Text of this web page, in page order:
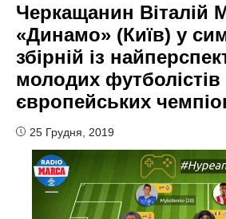
Черкащанин Віталій
«Динамо» (Київ) у
збірній із
молодих футболістів
європейських
25 Грудня, 2019